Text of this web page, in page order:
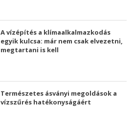
A vízépítés a klímaalkalmazkodás
egyik kulcsa: már nem csak elvezetni,
megtartani is kell
Természetes ásványi megoldások a
vízszűrés hatékonyságáért